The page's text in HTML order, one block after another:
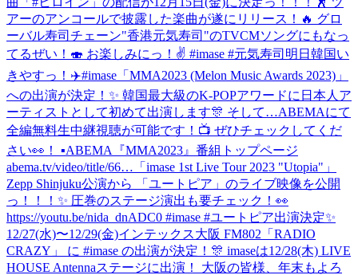
アーのアンコールで披露した楽曲が遂にリリース！🔥 グロ
ーバル寿司チェーン"香港元気寿司"のTVCMソングにもなっ
てるぜい！🍣 お楽しみにっ！✌️ #imase #元気寿司 明日韓国い
きやすっ！✈️#imase「MMA2023 (Melon Music Awards 2023)」
への出演が決定！✨ 韓国最大級のK-POPアワードに日本人ア
ーティストとして初めて出演します🎊 そして…ABEMAにて
全編無料生中継視聴が可能です！📺 ぜひチェックしてくだ
さい👀！ ▪︎ABEMA『MMA2023』番組トップページ
abema.tv/video/title/66… 「imase 1st Live Tour 2023 "Utopia"」
Zepp Shinjuku公演から 「ユートピア」のライブ映像を公開
っ！！！✨ 圧巻のステージ演出も要チェック！👀
https://youtu.be/nida_dnADC0 #imase #ユートピア出演決定✨
12/27(水)〜12/29(金)インテックス大阪 FM802「RADIO
CRAZY」 に #imase の出演が決定！🎊 imaseは12/28(木) LIVE
HOUSE Antennaステージに出演！ 大阪の皆様、年末もよろ